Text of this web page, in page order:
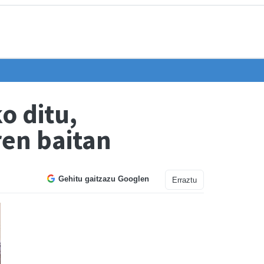
ditu,
baitan
Gehitu gaitzazu Googlen Erraztu